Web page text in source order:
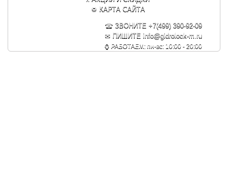
♽ КАРТА САЙТА
☎ ЗВОНИТЕ +7(499) 390-92-09
✉ ПИШИТЕ info@gidrolock-m.ru
⌚ РАБОТАЕМ: пн-вс: 10:00 - 20:00